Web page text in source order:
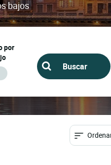
bajos
por